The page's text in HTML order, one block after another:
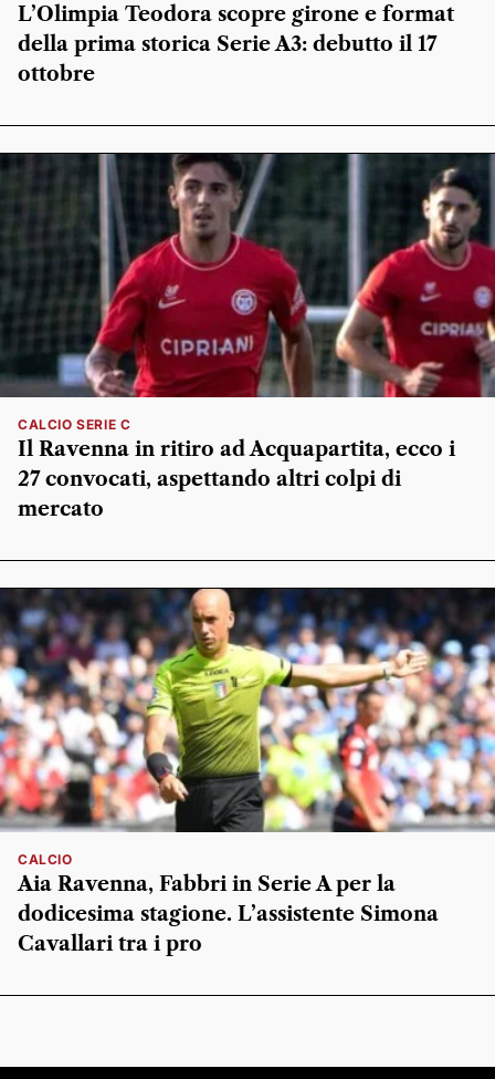
L’Olimpia Teodora scopre girone e format
della prima storica Serie A3: debutto il 17
ottobre
CALCIO SERIE C
Il Ravenna in ritiro ad Acquapartita, ecco i
27 convocati, aspettando altri colpi di
mercato
CALCIO
Aia Ravenna, Fabbri in Serie A per la
dodicesima stagione. L’assistente Simona
Cavallari tra i pro